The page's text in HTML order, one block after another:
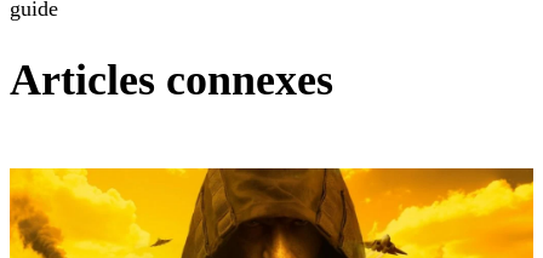
guide
Articles connexes